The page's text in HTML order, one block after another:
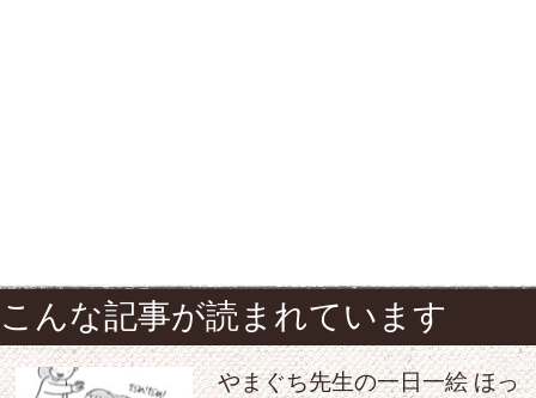
こんな記事が読まれています
やまぐち先生の一日一絵 ほっ